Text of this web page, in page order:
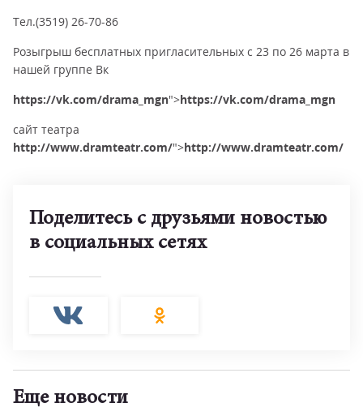
Тел.(3519) 26-70-86
Розыгрыш бесплатных пригласительных с 23 по 26 марта в
нашей группе Вк
https://vk.com/drama_mgn">https://vk.com/drama_mgn
сайт театра
http://www.dramteatr.com/">http://www.dramteatr.com/
Поделитесь с друзьями новостью
в социальных сетях
Еще новости